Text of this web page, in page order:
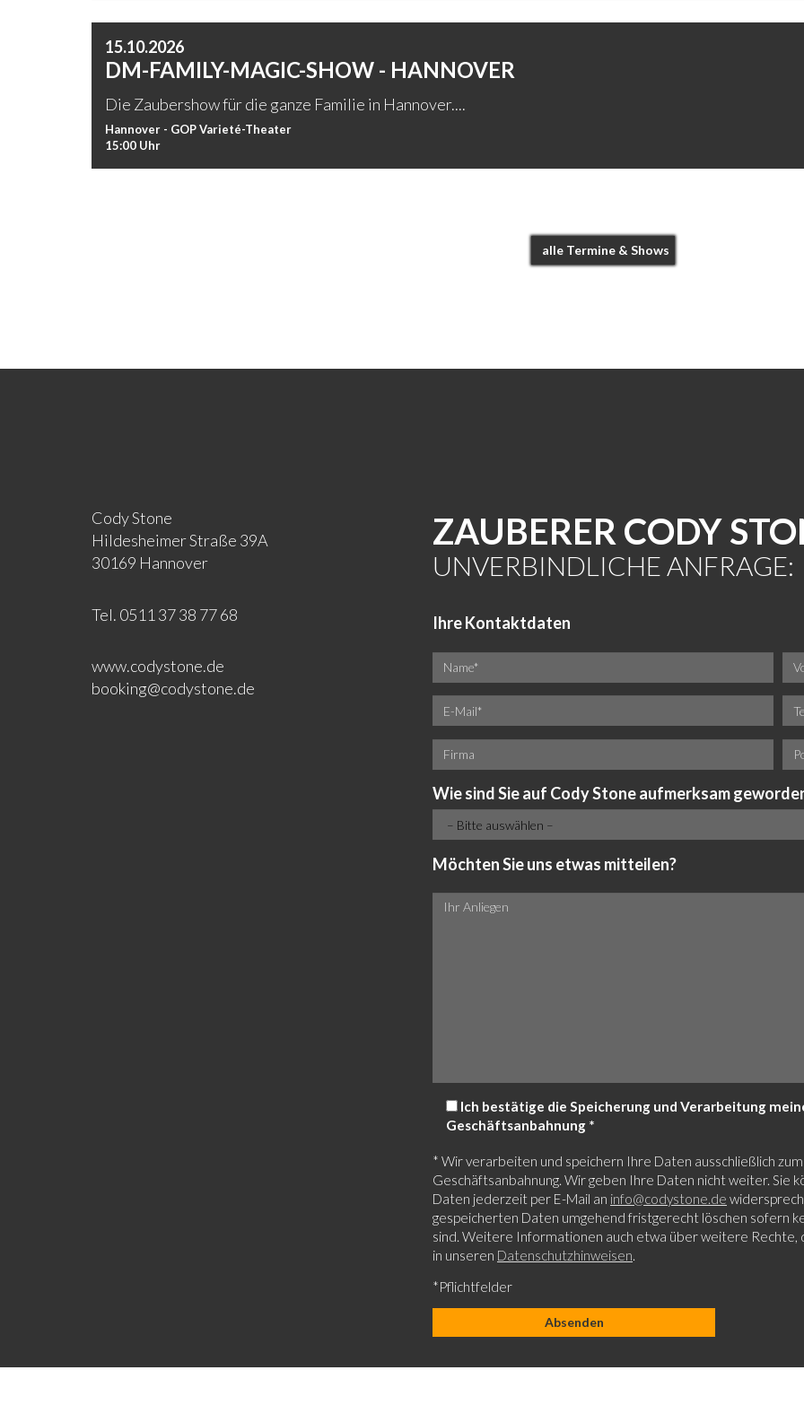
15.10.2026
DM-FAMILY-MAGIC-SHOW - HANNOVER
Die Zaubershow für die ganze Familie in Hannover....
Hannover - GOP Varieté-Theater
15:00 Uhr
alle Termine & Shows
Cody Stone
Hildesheimer Straße 39A
30169 Hannover
Tel. 0511 37 38 77 68
www.codystone.de
booking@codystone.de
ZAUBERER CODY
UNVERBINDLICHE ANFRAGE:
Ihre Kontaktdaten
Wie sind Sie auf Cody Stone aufmerksam
Möchten Sie uns etwas mitteilen?
Ich bestätige die Speicherung und Verarbeitung
Geschäftsanbahnung *
* Wir verarbeiten und speichern Ihre Daten ausschließlich
Geschäftsanbahnung. Wir geben Ihre Daten nicht weiter. Sie
Daten jederzeit per E-Mail an info@codystone.de
gespeicherten Daten umgehend fristgerecht löschen sofern
sind. Weitere Informationen auch etwa über weitere Rechte,
in unseren Datenschutzhinweisen.
*Pflichtfelder